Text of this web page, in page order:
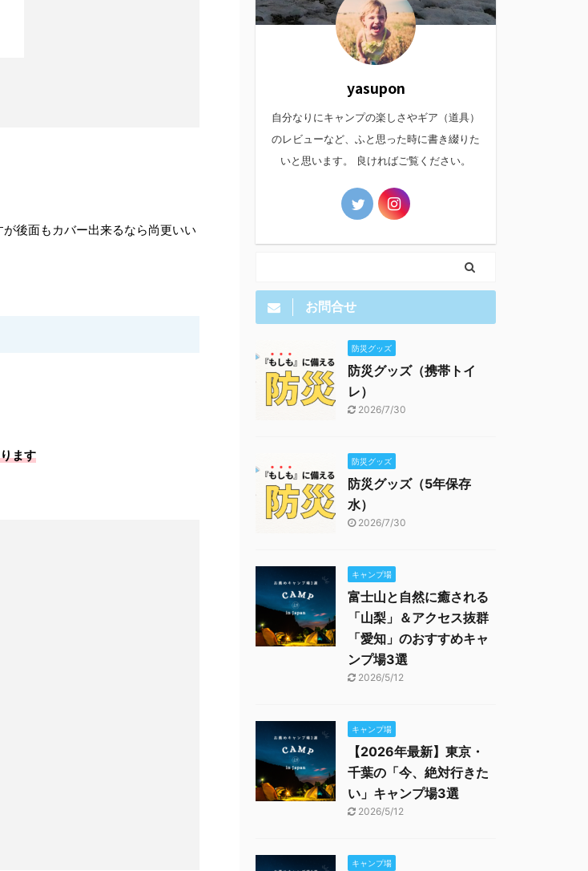
後面もカバー出来るなら尚更いい
ます
yasupon
自分なりにキャンプの楽しさやギア（道具）
のレビューなど、ふと思った時に書き綴りた
いと思います。 良ければご覧ください。
お問合せ
防災グッズ
防災グッズ（携帯トイ
レ）
2026/7/30
防災グッズ
防災グッズ（5年保存
水）
2026/7/30
キャンプ場
富士山と自然に癒される
「山梨」＆アクセス抜群
「愛知」のおすすめキャ
ンプ場3選
2026/5/12
キャンプ場
【2026年最新】東京・
千葉の「今、絶対行きた
い」キャンプ場3選
2026/5/12
キャンプ場